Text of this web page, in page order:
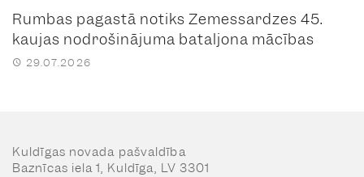
Rumbas pagastā notiks Zemessardzes 45.
kaujas nodrošinājuma bataljona mācības
29.07.2026
Kuldīgas novada pašvaldība
Baznīcas iela 1, Kuldīga, LV 3301